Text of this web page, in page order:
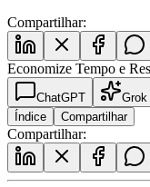
Compartilhar:
Economize Tempo e
ChatGPT Grok
Índice
Compartilhar
Compartilhar: